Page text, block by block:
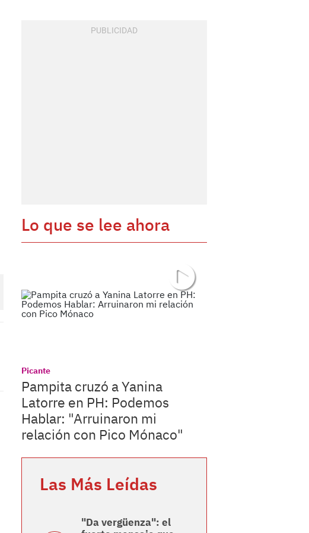
Lo que se lee ahora
Picante
Pampita cruzó a Yanina
Latorre en PH: Podemos
Hablar: "Arruinaron mi
relación con Pico Mónaco"
Las Más Leídas
"Da vergüenza": el